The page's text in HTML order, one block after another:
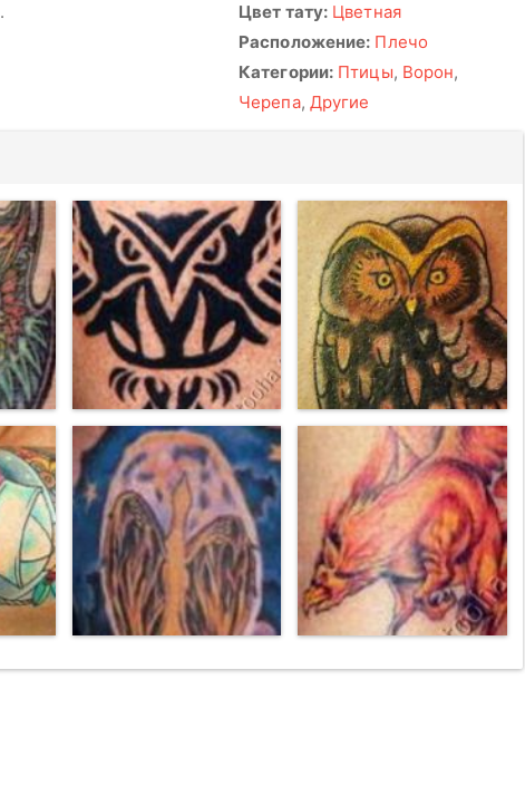
.
Цвет тату: Цветная
Расположение: Плечо
Категории: Птицы, Ворон,
Черепа, Другие